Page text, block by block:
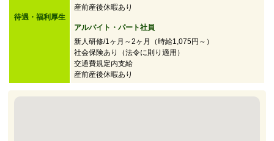
待遇・福利厚生
産前産後休暇あり
アルバイト・パート社員
新人研修/1ヶ月～2ヶ月（時給1,075円～）
社会保険あり（法令に則り適用）
交通費規定内支給
産前産後休暇あり